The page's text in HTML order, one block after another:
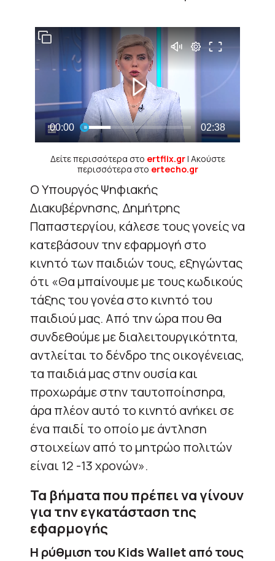
Δείτε περισσότερα στο ertflix.gr| Ακούστε
περισσότερα στο ertecho.gr
Ο Υπουργός Ψηφιακής
Διακυβέρνησης, Δημήτρης
Παπαστεργίου, κάλεσε τους γονείς να
κατεβάσουν την εφαρμογή στο
κινητό των παιδιών τους, εξηγώντας
ότι «Θα μπαίνουμε με τους κωδικούς
τάξης του γονέα στο κινητό του
παιδιού μας. Από την ώρα που θα
συνδεθούμε με διαλειτουργικότητα,
αντλείται το δένδρο της οικογένειας,
τα παιδιά μας στην ουσία και
προχωράμε στην ταυτοποίησηρα,
άρα πλέον αυτό το κινητό ανήκει σε
ένα παιδί το οποίο με άντληση
στοιχείων από το μητρώο πολιτών
είναι 12 -13 χρονών».
Τα βήματα που πρέπει να γίνουν
για την εγκατάσταση της
εφαρμογής
Η ρύθμιση του Kids Wallet από τους